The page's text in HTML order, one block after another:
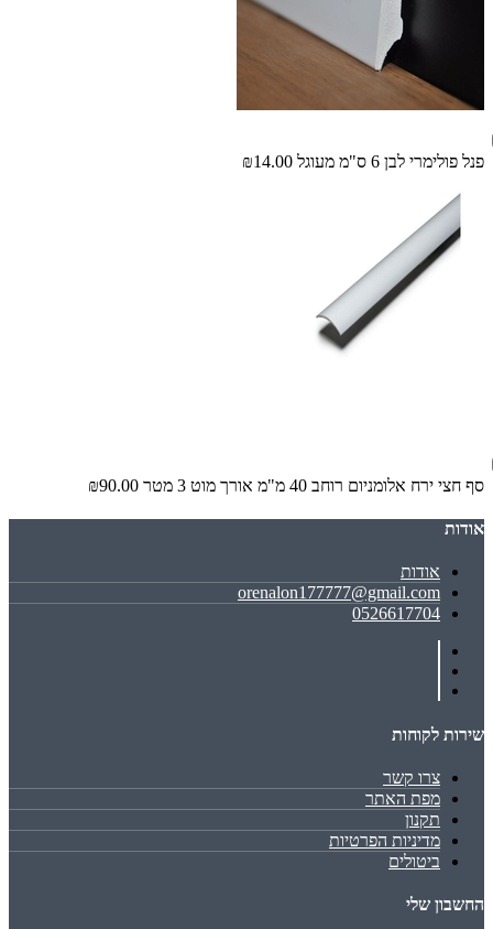
פנל פולימרי לבן 6 ס"מ מעוגל ₪14.00
סף חצי ירח אלומניום רוחב 40 מ"מ אורך מוט 3 מטר ₪90.00
אודות
אודות
orenalon177777@gmail.com
0526617704
שירות לקוחות
צרו קשר
מפת האתר
תקנון
מדיניות הפרטיות
ביטולים
החשבון שלי